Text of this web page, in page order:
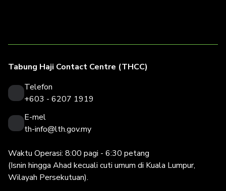
Tabung Haji Contact Centre (THCC)
Telefon
+603 - 6207 1919
E-mel
th-info@lth.gov.my
Waktu Operasi: 8:00 pagi - 6:30 petang
(Isnin hingga Ahad kecuali cuti umum di Kuala Lumpur,
Wilayah Persekutuan).